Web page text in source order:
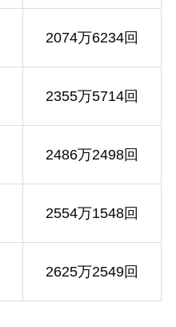
2074万6234回
2355万5714回
2486万2498回
2554万1548回
2625万2549回